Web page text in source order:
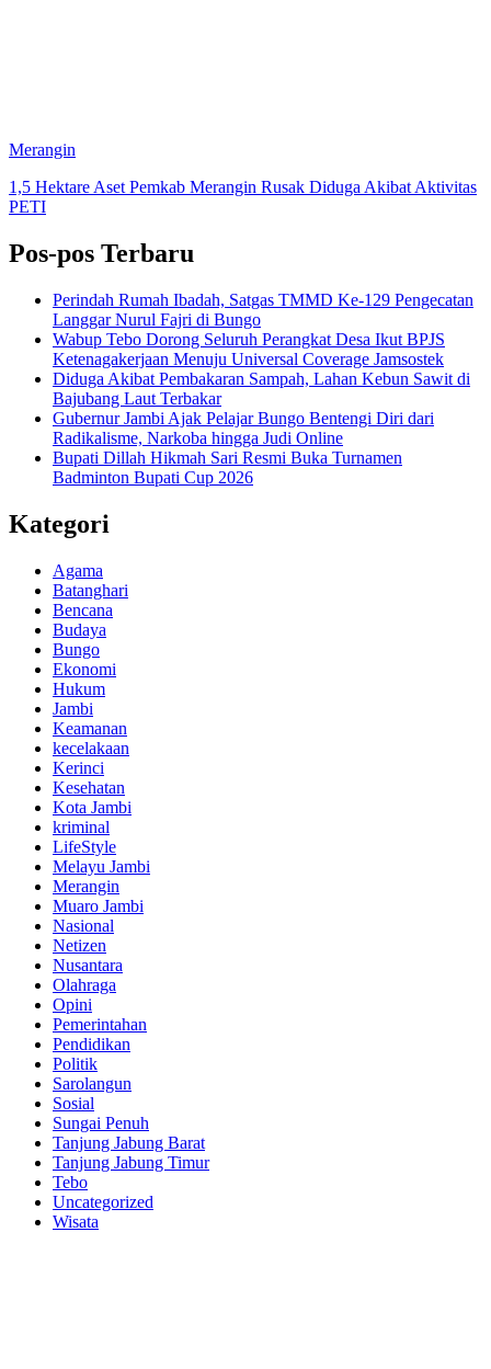
Merangin
1,5 Hektare Aset Pemkab Merangin Rusak Diduga Akibat Aktivitas
PETI
Pos-pos Terbaru
Perindah Rumah Ibadah, Satgas TMMD Ke-129 Pengecatan
Langgar Nurul Fajri di Bungo
Wabup Tebo Dorong Seluruh Perangkat Desa Ikut BPJS
Ketenagakerjaan Menuju Universal Coverage Jamsostek
Diduga Akibat Pembakaran Sampah, Lahan Kebun Sawit di
Bajubang Laut Terbakar
Gubernur Jambi Ajak Pelajar Bungo Bentengi Diri dari
Radikalisme, Narkoba hingga Judi Online
Bupati Dillah Hikmah Sari Resmi Buka Turnamen
Badminton Bupati Cup 2026
Kategori
Agama
Batanghari
Bencana
Budaya
Bungo
Ekonomi
Hukum
Jambi
Keamanan
kecelakaan
Kerinci
Kesehatan
Kota Jambi
kriminal
LifeStyle
Melayu Jambi
Merangin
Muaro Jambi
Nasional
Netizen
Nusantara
Olahraga
Opini
Pemerintahan
Pendidikan
Politik
Sarolangun
Sosial
Sungai Penuh
Tanjung Jabung Barat
Tanjung Jabung Timur
Tebo
Uncategorized
Wisata